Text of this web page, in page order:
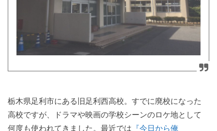
栃木県足利市にある旧足利西高校。すでに廃校になった
高校ですが、ドラマや映画の学校シーンのロケ地として
何度も使われてきました。最近では 『今日から俺